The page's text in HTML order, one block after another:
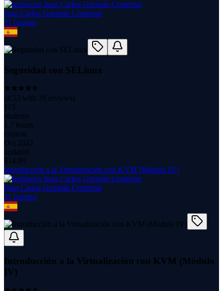
Juan Carlos Guzmán Contreras
11 courses
Seguridad con SELinux
(4.53 with 29 reviews)
115
students
1.7 hours
content
Oct 2022
updated
$ 14.99
Introducción a la Virtualización con KVM (Módulo IV)
Juan Carlos Guzmán Contreras
11 courses
Introducción a la Virtualización con KVM (Módulo
IV)